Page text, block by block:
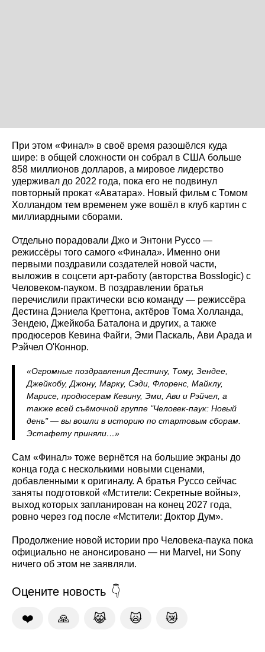
При этом «Финал» в своё время разошёлся куда
шире: в общей сложности он собрал в США больше
858 миллионов долларов, а мировое лидерство
удерживал до 2022 года, пока его не подвинул
повторный прокат «Аватара». Новый фильм с Томом
Холландом тем временем уже вошёл в клуб картин с
миллиардными сборами.
Отдельно порадовали Джо и Энтони Руссо —
режиссёры того самого «Финала». Именно они
первыми поздравили создателей новой части,
выложив в соцсети арт-работу (авторства Bosslogic) с
Человеком-пауком. В поздравлении братья
перечислили практически всю команду — режиссёра
Дестина Дэниела Креттона, актёров Тома Холланда,
Зендею, Джейкоба Баталона и других, а также
продюсеров Кевина Файги, Эми Паскаль, Ави Арада и
Рэйчел О'Коннор.
«Огромные поздравления Дестину, Тому, Зендее,
Джейкобу, Джону, Марку, Сэди, Флоренс, Майклу,
Марисе, продюсерам Кевину, Эми, Ави и Рэйчел, а
также всей съёмочной группе "Человек-паук: Новый
день" — вы вошли в историю по стартовым сборам.
Эстафету приняли…»
Сам «Финал» тоже вернётся на большие экраны до
конца года с несколькими новыми сценами,
добавленными к оригиналу. А братья Руссо сейчас
заняты подготовкой «Мстители: Секретные войны»,
выход которых запланирован на конец 2027 года,
ровно через год после «Мстители: Доктор Дум».
Продолжение новой истории про Человека-паука пока
официально не анонсировано — ни Marvel, ни Sony
ничего об этом не заявляли.
Оцените новость
❤️ 🙏 😹 🙀 😿